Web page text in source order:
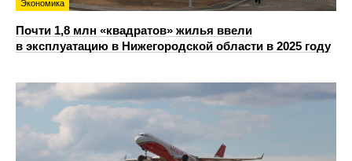
Экономика
Почти 1,8 млн «квадратов» жилья ввели
в эксплуатацию в Нижегородской области в 2025 году